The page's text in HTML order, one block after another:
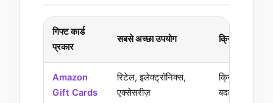
गिफ्ट कार्ड
प्रकार
सबसे अच्छा उपयोग क्रिप्टो उपयोग
Amazon
Gift Cards
रिटेल, इलेक्ट्रॉनिक्स,
एक्सेसरीज़
क्रिप्टो को
बदलना